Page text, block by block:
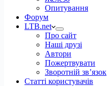
Опитування
Форум
LTB.net
Про сайт
Наші друзі
Автори
Пожертвувати
Зворотній зв’язок
Статті користувачів